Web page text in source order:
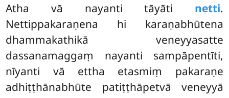
Atha vā nayanti tāyāti netti.
Nettippakaraṇena hi karaṇabhūtena
dhammakathikā veneyyasatte
dassanamaggaṃ nayanti sampāpentīti,
nīyanti vā ettha etasmiṃ pakaraṇe
adhiṭṭhānabhūte patiṭṭhāpetvā veneyyā